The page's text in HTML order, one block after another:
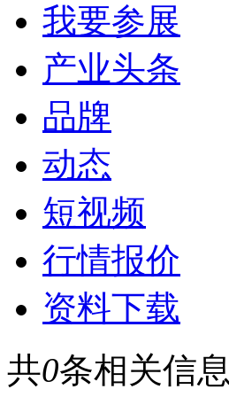
我要参展
产业头条
品牌
动态
短视频
行情报价
资料下载
共0条相关信息